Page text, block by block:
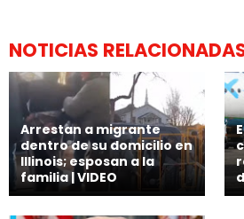
NOTICIAS
Arrestan a migrante
dentro de su domicilio en
Illinois; esposan a la
familia | VIDEO